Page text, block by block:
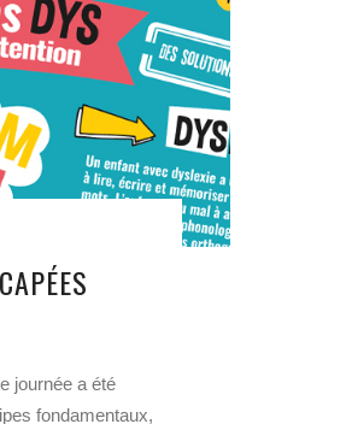
journée a été
fondamentaux,